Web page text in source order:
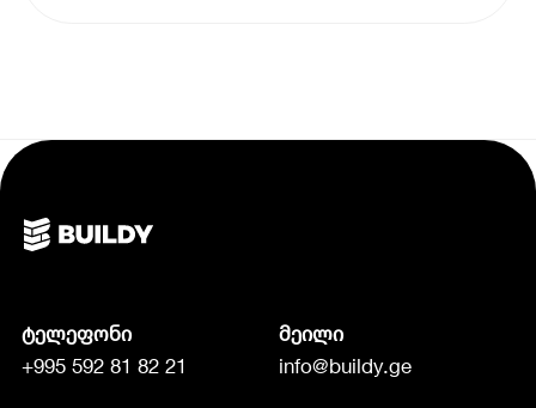
ტელეფონი
+995 592 81 82 21
მეილი
info@buildy.ge